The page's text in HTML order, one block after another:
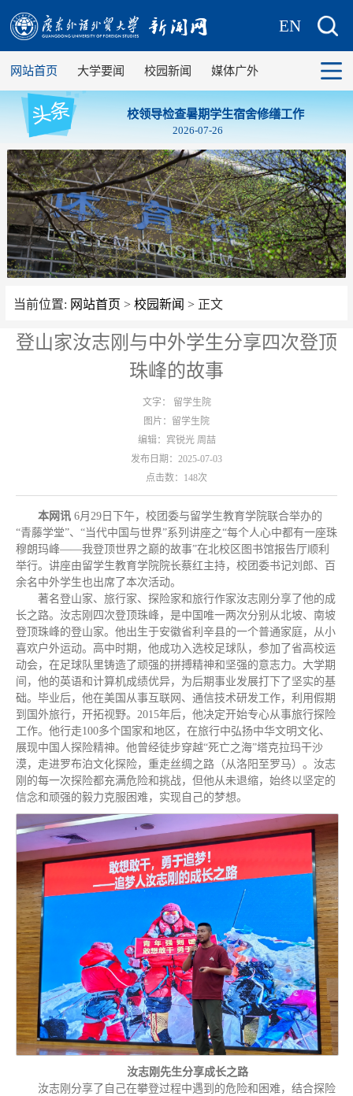
EN
网站首页 大学要闻 校园新闻 媒体广外
校领导检查暑期学生宿舍修缮工作
2026-07-26
当前位置: 网站首页 > 校园新闻 > 正文
登山家汝志刚与中外学生分享四次登顶
珠峰的故事
文字： 留学生院
图片：留学生院
编辑：宾锐光 周喆
发布日期：2025-07-03
点击数： 148次
本网讯 6月29日下午，校团委与留学生教育学院联合举办的
“青藤学堂”、“当代中国与世界”系列讲座之“每个人心中都有一座珠
穆朗玛峰——我登顶世界之巅的故事”在北校区图书馆报告厅顺利
举行。讲座由留学生教育学院院长蔡红主持，校团委书记刘郎、百
余名中外学生也出席了本次活动。
著名登山家、旅行家、探险家和旅行作家汝志刚分享了他的成
长之路。 汝志刚四次登顶珠峰，是中国唯一两次分别从北坡、南坡
登顶珠峰的登山家。他出生于安徽省利辛县的一个普通家庭，从小
喜欢户外运动。高中时期，他成功入选校足球队，参加了省高校运
动会，在足球队里铸造了顽强的拼搏精神和坚强的意志力。大学期
间，他的英语和计算机成绩优异，为后期事业发展打下了坚实的基
础。毕业后，他在美国从事互联网、通信技术研发工作，利用假期
到国外旅行，开拓视野。2015年后，他决定开始专心从事旅行探险
工作。他行走100多个国家和地区，在旅行中弘扬中华文明文化、
展现中国人探险精神。他曾经徒步穿越“死亡之海”塔克拉玛干沙
漠，走进罗布泊文化探险，重走丝绸之路（从洛阳至罗马）。汝志
刚的每一次探险都充满危险和挑战，但他从未退缩，始终以坚定的
信念和顽强的毅力克服困难，实现自己的梦想。
汝志刚先生分享成长之路
汝志刚分享了自己在攀登过程中遇到的危险和困难，结合探险